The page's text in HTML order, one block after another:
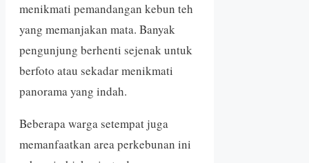
menikmati pemandangan kebun teh
yang memanjakan mata. Banyak
pengunjung berhenti sejenak untuk
berfoto atau sekadar menikmati
panorama yang indah.
Beberapa warga setempat juga
memanfaatkan area perkebunan ini